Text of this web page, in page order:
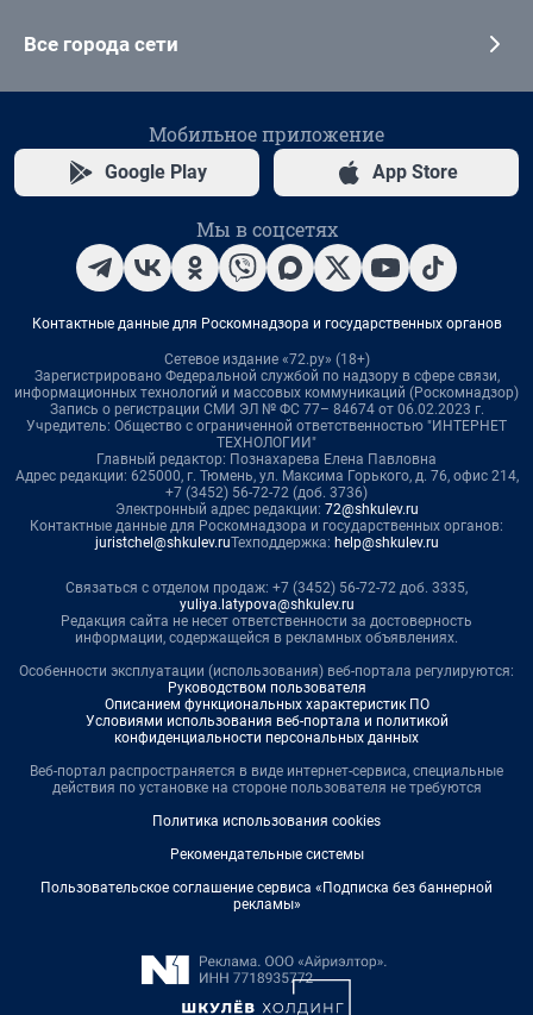
Все города сети
Мобильное приложение
Google Play App Store
Мы в соцсетях
Контактные данные для Роскомнадзора и государственных органов
Сетевое издание «72.ру» (18+)
Зарегистрировано Федеральной службой по надзору в сфере связи,
информационных технологий и массовых коммуникаций (Роскомнадзор)
Запись о регистрации СМИ ЭЛ № ФС 77– 84674 от 06.02.2023 г.
Учредитель: Общество с ограниченной ответственностью "ИНТЕРНЕТ
ТЕХНОЛОГИИ"
Главный редактор: Познахарева Елена Павловна
Адрес редакции: 625000, г. Тюмень, ул. Максима Горького, д. 76, офис 214,
+7 (3452) 56-72-72 (доб. 3736)
Электронный адрес редакции: 72@shkulev.ru
Контактные данные для Роскомнадзора и государственных органов:
juristchel@shkulev.ruТехподдержка: help@shkulev.ru
Связаться с отделом продаж: +7 (3452) 56-72-72 доб. 3335,
yuliya.latypova@shkulev.ru
Редакция сайта не несет ответственности за достоверность
информации, содержащейся в рекламных объявлениях.
Особенности эксплуатации (использования) веб-портала регулируются:
Руководством пользователя
Описанием функциональных характеристик ПО
Условиями использования веб-портала и политикой
конфиденциальности персональных данных
Веб-портал распространяется в виде интернет-сервиса, специальные
действия по установке на стороне пользователя не требуются
Политика использования cookies
Рекомендательные системы
Пользовательское соглашение сервиса «Подписка без баннерной
рекламы»